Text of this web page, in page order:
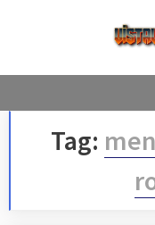
Tag: